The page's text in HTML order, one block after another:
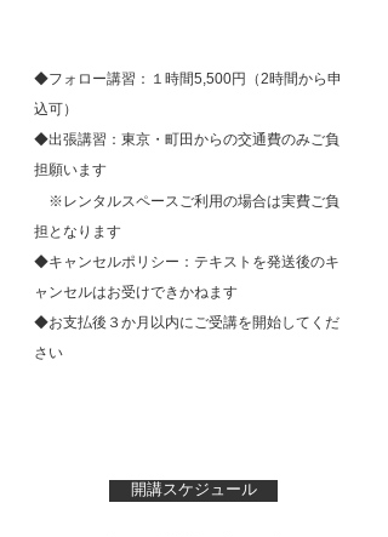
◆フォロー講習：１時間5,500円（2時間から申
込可）
◆出張講習： 東京・町田からの交通費のみご負
担願います
※レンタルスペースご利用の場合は実費ご負
担となります
◆キャンセルポリシー：テキストを発送後のキ
ャンセルはお受けできかねます
◆お支払後３か月以内にご受講を開始してくだ
さい
開講スケジュール